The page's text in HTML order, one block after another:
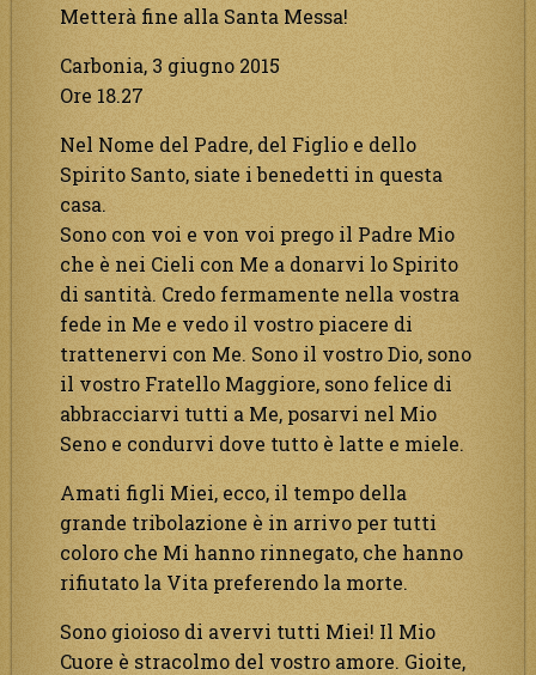
Metterà fine alla Santa Messa!
Carbonia, 3 giugno 2015
Ore 18.27
Nel Nome del Padre, del Figlio e dello
Spirito Santo, siate i benedetti in questa
casa.
Sono con voi e von voi prego il Padre Mio
che è nei Cieli con Me a donarvi lo Spirito
di santità. Credo fermamente nella vostra
fede in Me e vedo il vostro piacere di
trattenervi con Me. Sono il vostro Dio, sono
il vostro Fratello Maggiore, sono felice di
abbracciarvi tutti a Me, posarvi nel Mio
Seno e condurvi dove tutto è latte e miele.
Amati figli Miei, ecco, il tempo della
grande tribolazione è in arrivo per tutti
coloro che Mi hanno rinnegato, che hanno
rifiutato la Vita preferendo la morte.
Sono gioioso di avervi tutti Miei! Il Mio
Cuore è stracolmo del vostro amore. Gioite,